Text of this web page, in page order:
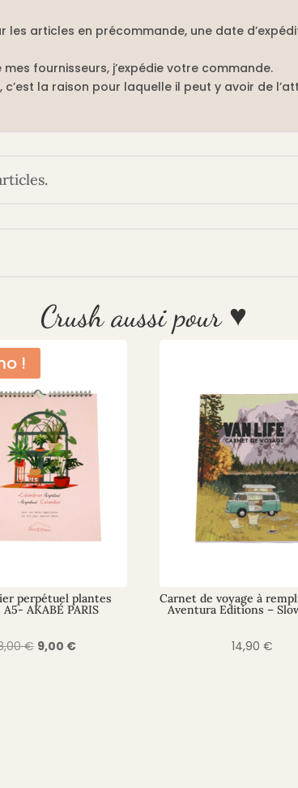
les articles en précommande, une date
fournisseurs, j’expédie votre commande.
la raison pour laquelle il peut y avoir de
Crush aussi pour ♥
!
perpétuel plantes
AKABÉ PARIS
€ Le
9,00 €Le
Carnet de voyage à
Aventura Editions –
14,90 €